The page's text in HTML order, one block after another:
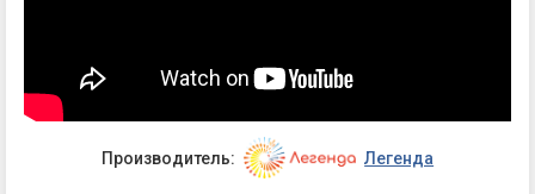
Производитель: Легенда